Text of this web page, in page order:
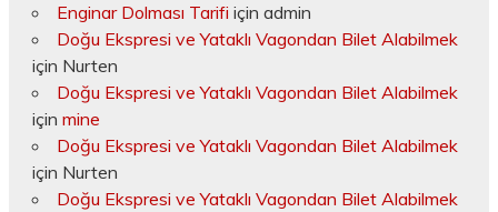
Enginar Dolması Tarifi için admin
Doğu Ekspresi ve Yataklı Vagondan Bilet Alabilmek
için Nurten
Doğu Ekspresi ve Yataklı Vagondan Bilet Alabilmek
için mine
Doğu Ekspresi ve Yataklı Vagondan Bilet Alabilmek
için Nurten
Doğu Ekspresi ve Yataklı Vagondan Bilet Alabilmek